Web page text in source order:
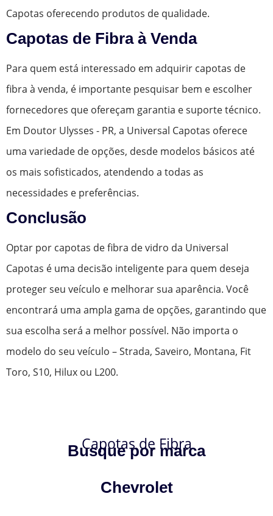
Capotas oferecendo produtos de qualidade.
Capotas de Fibra à Venda
Para quem está interessado em adquirir capotas de
fibra à venda, é importante pesquisar bem e escolher
fornecedores que ofereçam garantia e suporte técnico.
Em Doutor Ulysses - PR, a Universal Capotas oferece
uma variedade de opções, desde modelos básicos até
os mais sofisticados, atendendo a todas as
necessidades e preferências.
Conclusão
Optar por capotas de fibra de vidro da Universal
Capotas é uma decisão inteligente para quem deseja
proteger seu veículo e melhorar sua aparência. Você
encontrará uma ampla gama de opções, garantindo que
sua escolha será a melhor possível. Não importa o
modelo do seu veículo – Strada, Saveiro, Montana, Fit
Toro, S10, Hilux ou L200.
Capotas de Fibra
Busque por marca
Chevrolet